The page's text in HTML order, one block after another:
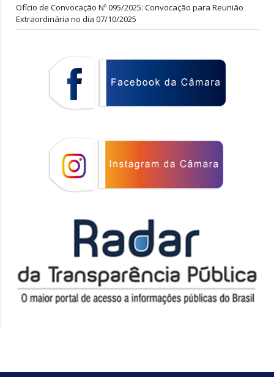
Ofício de Convocação Nº 095/2025: Convocação para Reunião
Extraordinária no dia 07/10/2025